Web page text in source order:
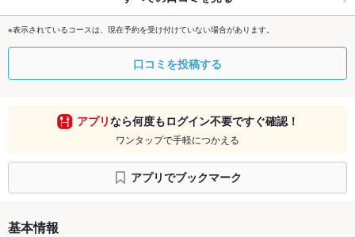
※表示されているコースは、現在予約を受け付けていない場合があります。
口コミを投稿する
アプリなら何度もログイン不要ですぐ確認！
ワンタップで手軽につかえる
アプリでブックマーク
基本情報